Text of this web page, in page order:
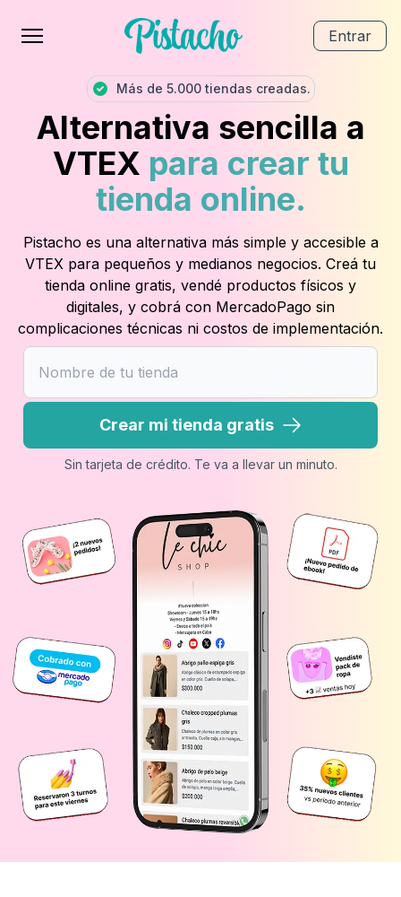
Entrar
Más de 5.000 tiendas creadas.
Alternativa sencilla a
VTEX para crear tu
tienda online.
Pistacho es una alternativa más simple y accesible a
VTEX para pequeños y medianos negocios. Creá tu
tienda online gratis, vendé productos físicos y
digitales, y cobrá con MercadoPago sin
complicaciones técnicas ni costos de implementación.
Crear mi tienda gratis
Sin tarjeta de crédito. Te va a llevar un minuto.